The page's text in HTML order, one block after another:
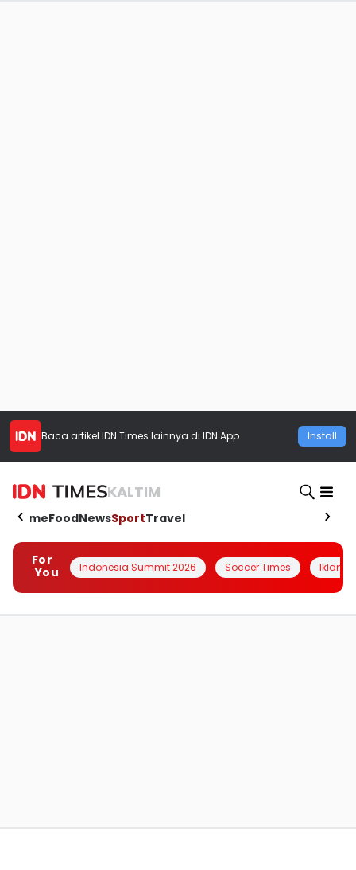
Baca artikel IDN Times lainnya di IDN App Install
KALTIM
HomeFoodNewsSportTravel
For
You
Indonesia Summit 2026 Soccer Times Iklanin